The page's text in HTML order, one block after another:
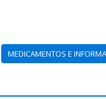
MEDICAMENTOS E